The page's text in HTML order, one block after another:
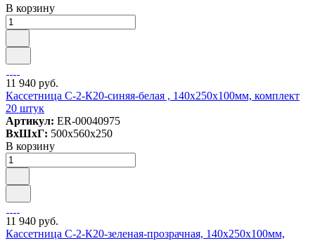
В корзину
11 940 руб.
Кассетница C-2-К20-синяя-белая , 140х250х100мм, комплект
20 штук
Артикул: ER-00040975
ВxШxГ: 500x560x250
В корзину
11 940 руб.
Кассетница C-2-К20-зеленая-прозрачная, 140х250х100мм,